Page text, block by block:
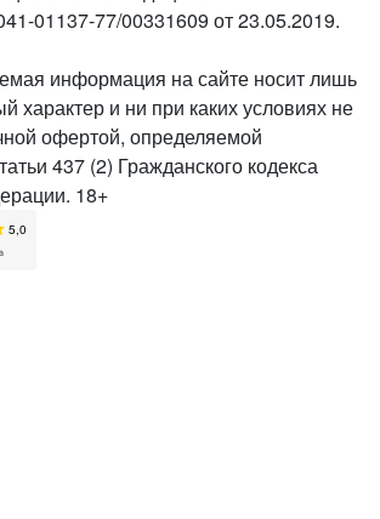
01137-77/00331609 от 23.05.2019.
информация на сайте носит лишь
характер и ни при каких условиях не
офертой, определяемой
437 (2) Гражданского кодекса
18+